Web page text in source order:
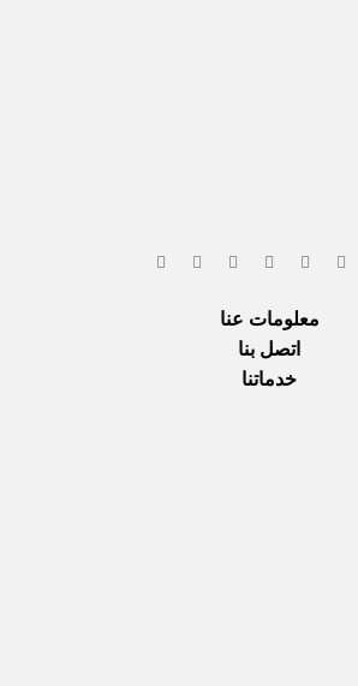
معلومات عنا
اتصل بنا
خدماتنا